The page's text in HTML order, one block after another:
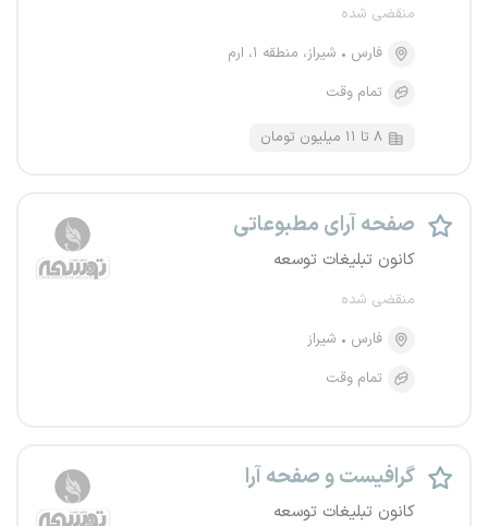
منقضی شده
فارس
شیراز، منطقه ۱، ارم
تمام وقت
۸ تا ۱۱ میلیون تومان
صفحه آرای مطبوعاتی
کانون تبلیغات توسعه
منقضی شده
فارس
شیراز
تمام وقت
گرافیست و صفحه آرا
کانون تبلیغات توسعه